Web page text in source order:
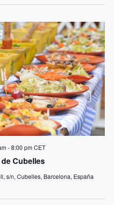
Cubelles
-8:00 pm CET
s/n, Cubelles, Barcelona, España